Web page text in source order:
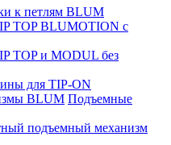
к петлям BLUM
TOP BLUMOTION с
TOP и MODUL без
для TIP-ON
Подъемные
подъемный механизм